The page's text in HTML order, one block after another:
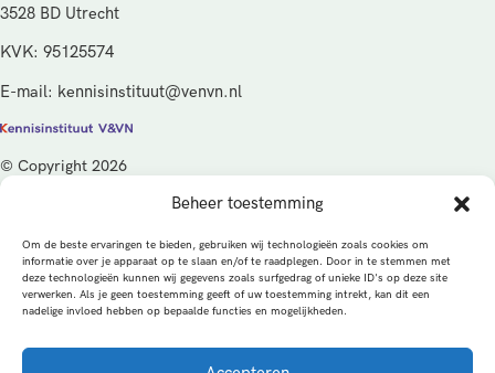
Beheer toestemming
Om de beste ervaringen te bieden, gebruiken wij technologieën zoals cookies om
informatie over je apparaat op te slaan en/of te raadplegen. Door in te stemmen met
deze technologieën kunnen wij gegevens zoals surfgedrag of unieke ID's op deze site
verwerken. Als je geen toestemming geeft of uw toestemming intrekt, kan dit een
nadelige invloed hebben op bepaalde functies en mogelijkheden.
3528 BD Utrecht
KVK: 95125574
E-mail: kennisinstituut@venvn.nl
© Copyright 2026
De activiteiten van het Kennisinstituut V&VN worden gefinancierd
vanuit de kwaliteitsgelden van het ministerie van Volksgezondheid,
Welzijn en Sport (VWS), beheerd door ZonMw.
PrivacybeleidCookiesAlgemene voorwaarden